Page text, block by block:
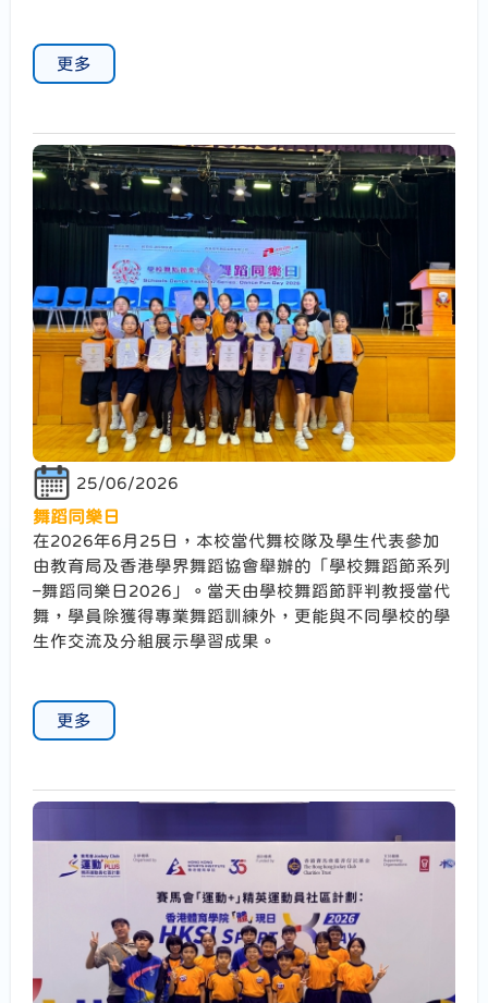
更多
25/06/2026
舞蹈同樂日
在2026年6月25日，本校當代舞校隊及學生代表參加
由教育局及香港學界舞蹈協會舉辦的「學校舞蹈節系列
–舞蹈同樂日2026」。當天由學校舞蹈節評判教授當代
舞，學員除獲得專業舞蹈訓練外，更能與不同學校的學
生作交流及分組展示學習成果。
更多